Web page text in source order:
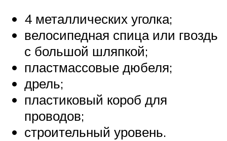
4 металлических уголка;
велосипедная спица или гвоздь
с большой шляпкой;
пластмассовые дюбеля;
дрель;
пластиковый короб для
проводов;
строительный уровень.